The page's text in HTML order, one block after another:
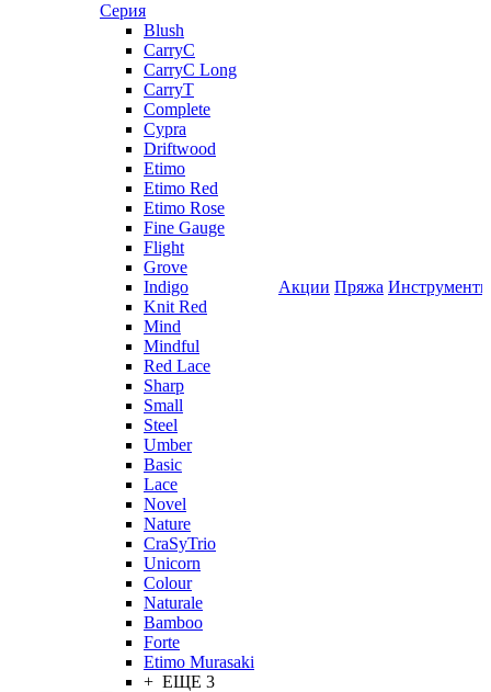
Серия
Blush
CarryC
CarryC Long
CarryT
Complete
Cypra
Driftwood
Etimo
Etimo Red
Etimo Rose
Fine Gauge
Flight
Grove
Indigo
Knit Red
Mind
Mindful
Red Lace
Sharp
Small
Steel
Umber
Basic
Lace
Novel
Nature
CraSyTrio
Unicorn
Colour
Naturale
Bamboo
Forte
Etimo Murasaki
+ ЕЩЕ 3
Акции Пряжа Инструменты